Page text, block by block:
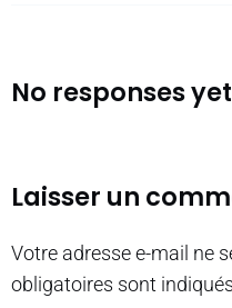
No responses yet
Laisser un
Votre adresse e-mail ne
obligatoires sont